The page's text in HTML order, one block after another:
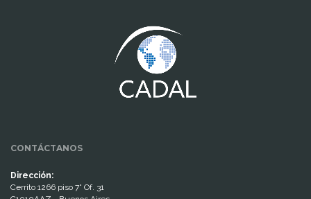
CONTÁCTANOS
Dirección:
Cerrito 1266 piso 7° Of. 31